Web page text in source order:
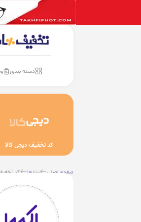
دسته بندی
کد تخفیف دیجی کالا
صفحه اصلی برندها کد